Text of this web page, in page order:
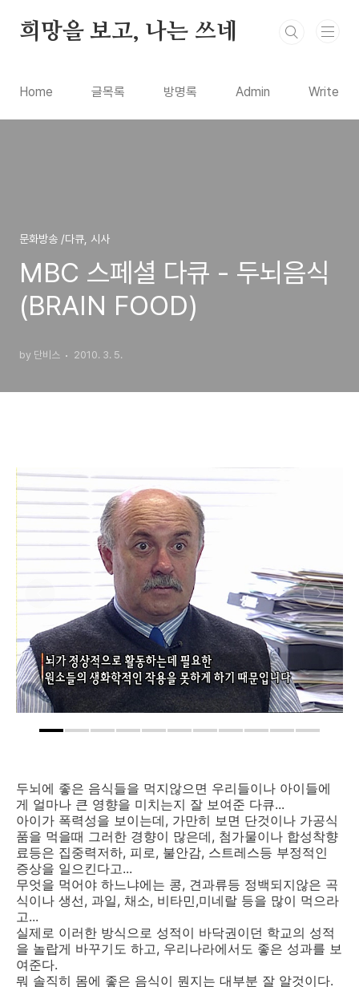
희망을 보고, 나는 쓰네
Home 글목록 방명록 Admin Write
문화방송 /다큐, 시사
MBC 스페셜 다큐 - 두뇌음식
(BRAIN FOOD)
by 단비스 2010. 3. 5.
두뇌에 좋은 음식들을 먹지않으면 우리들이나 아이들에
게 얼마나 큰 영향을 미치는지 잘 보여준 다큐...
아이가 폭력성을 보이는데, 가만히 보면 단것이나 가공식
품을 먹을때 그러한 경향이 많은데, 첨가물이나 합성착향
료등은 집중력저하, 피로, 불안감, 스트레스등 부정적인
증상을 일으킨다고...
무엇을 먹어야 하느냐에는 콩, 견과류등 정백되지않은 곡
식이나 생선, 과일, 채소, 비타민,미네랄 등을 많이 먹으라
고...
실제로 이러한 방식으로 성적이 바닥권이던 학교의 성적
을 놀랍게 바꾸기도 하고, 우리나라에서도 좋은 성과를 보
여준다.
뭐 솔직히 몸에 좋은 음식이 뭔지는 대부분 잘 알것이다.